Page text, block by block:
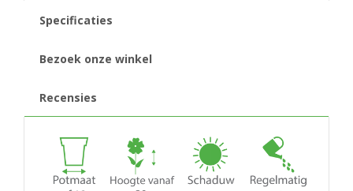
Specificaties
Bezoek onze winkel
Recensies